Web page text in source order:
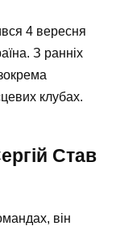
4 вересня
З ранніх
клубах.
Став
він